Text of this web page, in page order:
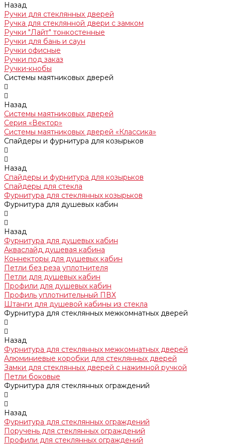
Назад
Ручки для стеклянных дверей
Ручка для стеклянной двери с замком
Ручки "Лайт" тонкостенные
Ручки для бань и саун
Ручки офисные
Ручки под заказ
Ручки-кнобы
Системы маятниковых дверей
Назад
Системы маятниковых дверей
Серия «Вектор»
Системы маятниковых дверей «Классика»
Спайдеры и фурнитура для козырьков
Назад
Спайдеры и фурнитура для козырьков
Спайдеры для стекла
Фурнитура для стеклянных козырьков
Фурнитура для душевых кабин
Назад
Фурнитура для душевых кабин
Акваслайд душевая кабина
Коннекторы для душевых кабин
Петли без реза уплотнителя
Петли для душевых кабин
Профили для душевых кабин
Профиль уплотнительный ПВХ
Штанги для душевой кабины из стекла
Фурнитура для стеклянных межкомнатных дверей
Назад
Фурнитура для стеклянных межкомнатных дверей
Алюминиевые коробки для стеклянных дверей
Замки для стеклянных дверей с нажимной ручкой
Петли боковые
Фурнитура для стеклянных ограждений
Назад
Фурнитура для стеклянных ограждений
Поручень для стеклянных ограждений
Профили для стеклянных ограждений